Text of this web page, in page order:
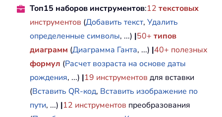
Топ15 наборов инструментов:12 текстовых
инструментов (Добавить текст, Удалить
определенные символы, ...) |50+ типов
диаграмм (Диаграмма Ганта, ...) |40+ полезных
формул (Расчет возраста на основе даты
рождения, ...) |19 инструментов для вставки
(Вставить QR-код, Вставить изображение по
пути, ...) |12 инструментов преобразования